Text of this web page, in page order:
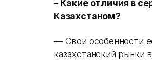
– Какие отличия в
Казахстаном?
— Свои особенности
казахстанский рынки